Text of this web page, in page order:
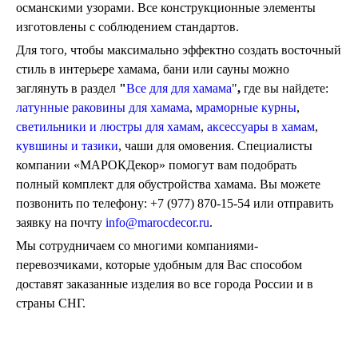
османскими узорами. Все конструкционные элементы
изготовлены с соблюдением стандартов.
Для того, чтобы максимально эффектно создать восточный
стиль в интерьере хамама, бани или сауны можно
заглянуть в раздел "Все для для хамама", где вы найдете:
латунные раковины для хамама, мраморные курны,
светильники и люстры для хамам, аксессуары в хамам,
кувшины и тазики, чаши для омовения. Специалисты
компании «МАРОКДекор» помогут вам подобрать
полный комплект для обустройства хамама. Вы можете
позвонить по телефону: +7 (977) 870-15-54 или отправить
заявку на почту info@marocdecor.ru.
Мы сотрудничаем со многими компаниями-
перевозчиками, которые удобным для Вас способом
доставят заказанные изделия во все города России и в
страны СНГ.